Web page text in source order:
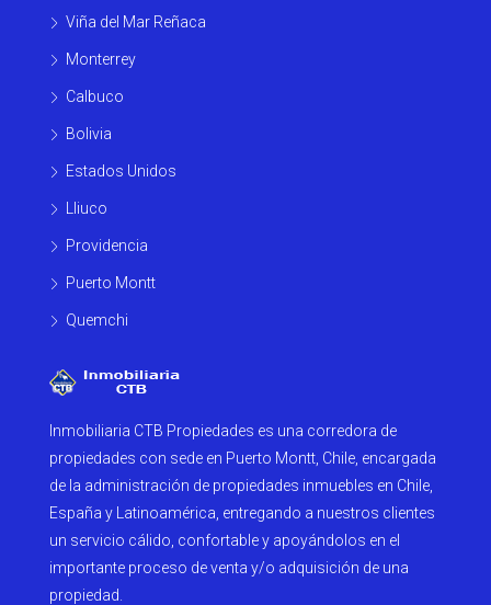
Viña del Mar Reñaca
Monterrey
Calbuco
Bolivia
Estados Unidos
Lliuco
Providencia
Puerto Montt
Quemchi
Inmobiliaria CTB Propiedades es una corredora de
propiedades con sede en Puerto Montt, Chile, encargada
de la administración de propiedades inmuebles en Chile,
España y Latinoamérica, entregando a nuestros clientes
un servicio cálido, confortable y apoyándolos en el
importante proceso de venta y/o adquisición de una
propiedad.